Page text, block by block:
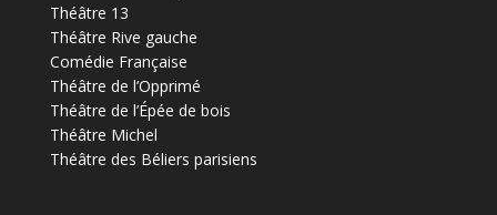
Théâtre 13
Théâtre Rive gauche
Comédie Française
Théâtre de l’Opprimé
Théâtre de l’Épée de bois
Théâtre Michel
Théâtre des Béliers parisiens